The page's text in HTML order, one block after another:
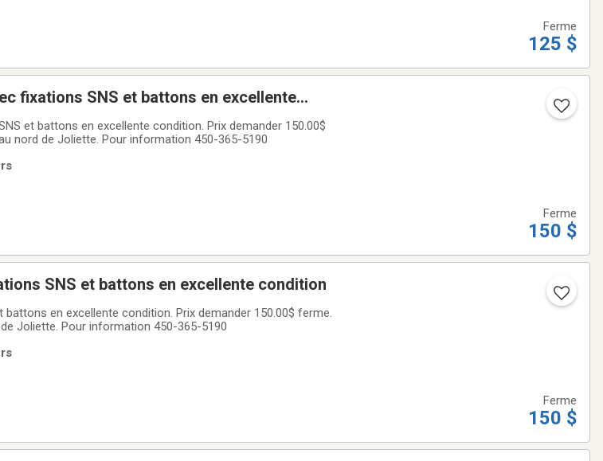
Ferme
125 $
nord de Joliette. Pour information 450-365-5190
Ferme
150 $
SNS et battons en excellente condition
Joliette. Pour information 450-365-5190
Ferme
150 $